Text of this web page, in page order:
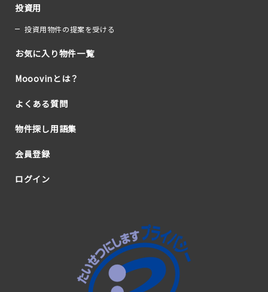
投資用
投資用物件の提案を受ける
お気に入り物件一覧
Mooovinとは？
よくある質問
物件探し用語集
会員登録
ログイン